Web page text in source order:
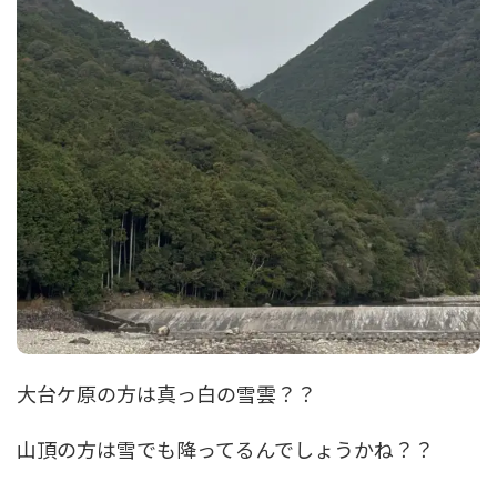
大台ケ原の方は真っ白の雪雲？？
山頂の方は雪でも降ってるんでしょうかね？？